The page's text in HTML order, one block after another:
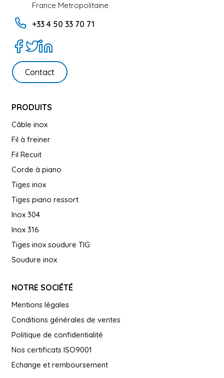
France Metropolitaine
+33 4 50 33 70 71
Contact
PRODUITS
Câble inox
Fil à freiner
Fil Recuit
Corde à piano
Tiges inox
Tiges piano ressort
Inox 304
Inox 316
Tiges inox soudure TIG
Soudure inox
NOTRE SOCIÉTÉ
Mentions légales
Conditions générales de ventes
Politique de confidentialité
Nos certificats ISO9001
Echange et remboursement